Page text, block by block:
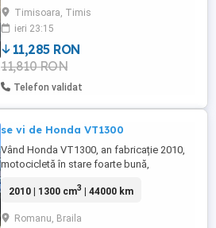
Timisoara, Timis
ieri 23:15
11,285 RON
11,810 RON
Telefon validat
se vi de Honda VT1300
Vând Honda VT1300, an fabricație 2010,
motocicletă în stare foarte bună,
sezon. Motor V-Twin 1312 cm , injecție
aprox. 74 CP Confort excelent la drum lung
2010 | 1300 cm3 | 44000 km
Romanu, Braila